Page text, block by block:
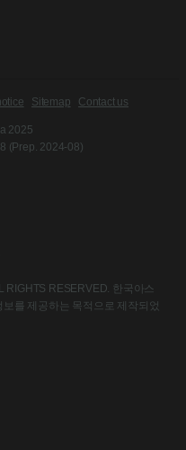
Sitemap Contact us
2025
(Prep. 2024-08)
RIGHTS RESERVED. 한국아스
를 제공하는 목적으로 제작되었